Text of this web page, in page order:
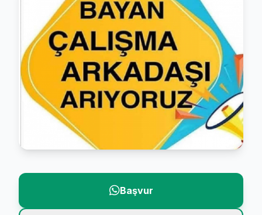
Başvur